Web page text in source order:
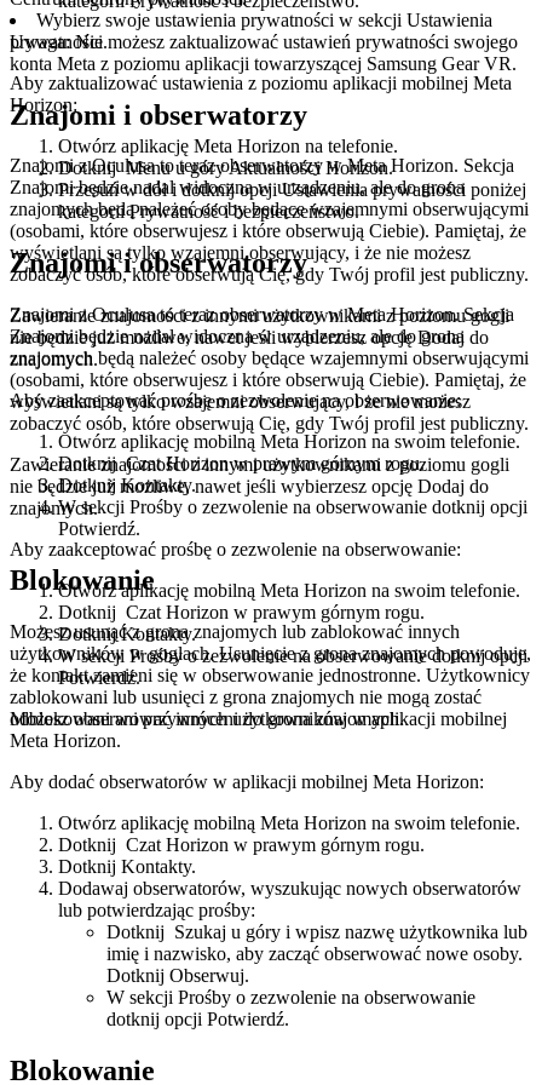
Wybierz swoje ustawienia prywatności w sekcji Ustawienia
prywatności.
Aby zaktualizować ustawienia z poziomu aplikacji mobilnej Meta
Horizon:
Otwórz aplikację Meta Horizon na telefonie.
DotknijMenuu góry Aktualności Horizon.
Przesuń w dół i dotknij opcjiUstawienia prywatności poniżej
kategoriiPrywatność i bezpieczeństwo.
Znajomi i obserwatorzy
Znajomi z Oculusa to teraz obserwatorzy w Meta Horizon. Sekcja
Znajomibędzie nadal widoczna w urządzeniu, ale do grona
znajomych będą należeć osoby będące wzajemnymi obserwującymi
(osobami, które obserwujesz i które obserwują Ciebie). Pamiętaj, że
wyświetlani są tylko wzajemni obserwujący, i że nie możesz
zobaczyć osób, które obserwują Cię, gdy Twój profil jest publiczny.
Zawieranie znajomości z innymi użytkownikami z poziomu gogli
nie będzie już możliwe, nawet jeśli wybierzesz opcję Dodaj do
znajomych.
Aby zaakceptować prośbę o zezwolenie na obserwowanie:
Otwórz aplikację mobilną Meta Horizon na swoim telefonie.
Dotknij Czat Horizon w prawym górnym rogu.
DotknijKontakty.
W sekcji Prośby o zezwolenie na obserwowaniedotknij opcji
Potwierdź.
Możesz obserwować innych użytkowników w aplikacji mobilnej
Meta Horizon.
Aby dodać obserwatorów w aplikacji mobilnej Meta Horizon:
Otwórz aplikację mobilną Meta Horizon na swoim telefonie.
Dotknij Czat Horizon w prawym górnym rogu.
Dotknij Kontakty.
Dodawaj obserwatorów, wyszukując nowych obserwatorów
lub potwierdzając prośby:
Dotknij Szukaj u góry i wpisz nazwę użytkownika lub
imię i nazwisko, aby zacząć obserwować nowe osoby.
Dotknij Obserwuj.
W sekcji Prośby o zezwolenie na obserwowanie
dotknij opcji Potwierdź.
Blokowanie
Uwaga:Nie możesz zaktualizować ustawień prywatności swojego
konta Meta z poziomu aplikacji towarzyszącej Samsung Gear VR.
Znajomi i obserwatorzy
Znajomi z Oculusa to teraz obserwatorzy w Meta Horizon. Sekcja
Znajomi będzie nadal widoczna w urządzeniu, ale do grona
znajomych będą należeć osoby będące wzajemnymi obserwującymi
(osobami, które obserwujesz i które obserwują Ciebie). Pamiętaj, że
wyświetlani są tylko wzajemni obserwujący, i że nie możesz
zobaczyć osób, które obserwują Cię, gdy Twój profil jest publiczny.
Zawieranie znajomości z innymi użytkownikami z poziomu gogli
nie będzie już możliwe, nawet jeśli wybierzesz opcjęDodaj do
znajomych.
Aby zaakceptować prośbę o zezwolenie na obserwowanie:
Otwórz aplikację mobilną Meta Horizon na swoim telefonie.
DotknijCzat Horizonw prawym górnym rogu.
DotknijKontakty.
W sekcji Prośby o zezwolenie na obserwowanie dotknij opcji
Potwierdź.
Blokowanie
Możesz usunąć z grona znajomych lub zablokować innych
użytkowników w goglach. Usunięcie z grona znajomych powoduje,
że kontakt zamieni się w obserwowanie jednostronne. Użytkownicy
zablokowani lub usunięci z grona znajomych nie mogą zostać
odblokowani ani przywróceni do grona znajomych.